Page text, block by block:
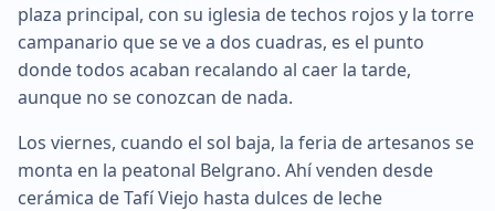
plaza principal, con su iglesia de techos rojos y la torre
campanario que se ve a dos cuadras, es el punto
donde todos acaban recalando al caer la tarde,
aunque no se conozcan de nada.
Los viernes, cuando el sol baja, la feria de artesanos se
monta en la peatonal Belgrano. Ahí venden desde
cerámica de Tafí Viejo hasta dulces de leche